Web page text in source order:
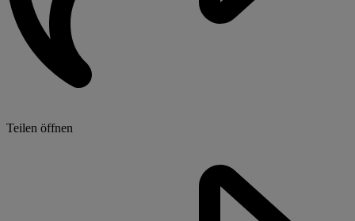
Teilen öffnen